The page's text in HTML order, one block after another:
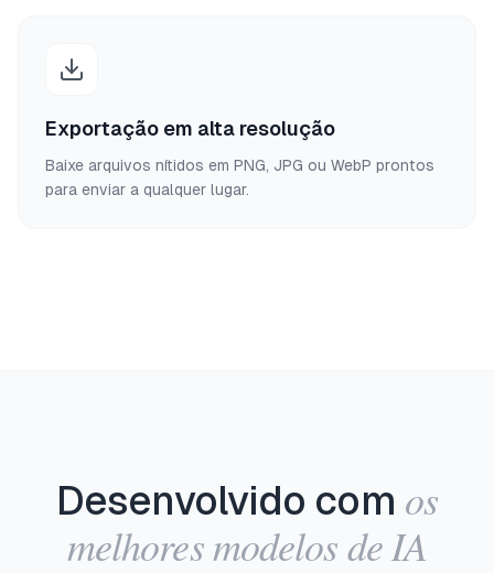
Exportação em alta resolução
Baixe arquivos nítidos em PNG, JPG ou WebP prontos
para enviar a qualquer lugar.
Desenvolvido com os
melhores modelos de IA